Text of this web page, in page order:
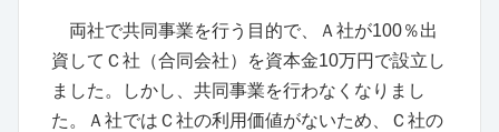
両社で共同事業を行う目的で、Ａ社が100％出
資してＣ社（合同会社）を資本金10万円で設立し
ました。しかし、共同事業を行わなくなりまし
た。Ａ社ではＣ社の利用価値がないため、Ｃ社の